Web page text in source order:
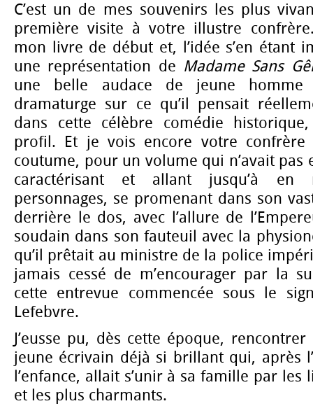
C’est un de mes souvenirs les plus
première visite à votre illustre
mon livre de début et, l’idée s’en étant
une représentation de Madame Sans
une belle audace de jeune homme
dramaturge sur ce qu’il pensait
dans cette célèbre comédie
profil. Et je vois encore votre confrère
coutume, pour un volume qui n’avait pas
caractérisant et allant jusqu’à
personnages, se promenant dans son
derrière le dos, avec l’allure de
soudain dans son fauteuil avec la
qu’il prêtait au ministre de la police
jamais cessé de m’encourager par la
cette entrevue commencée sous le
Lefebvre.
J’eusse pu, dès cette époque,
jeune écrivain déjà si brillant qui, après
l’enfance, allait s’unir à sa famille par les
et les plus charmants.